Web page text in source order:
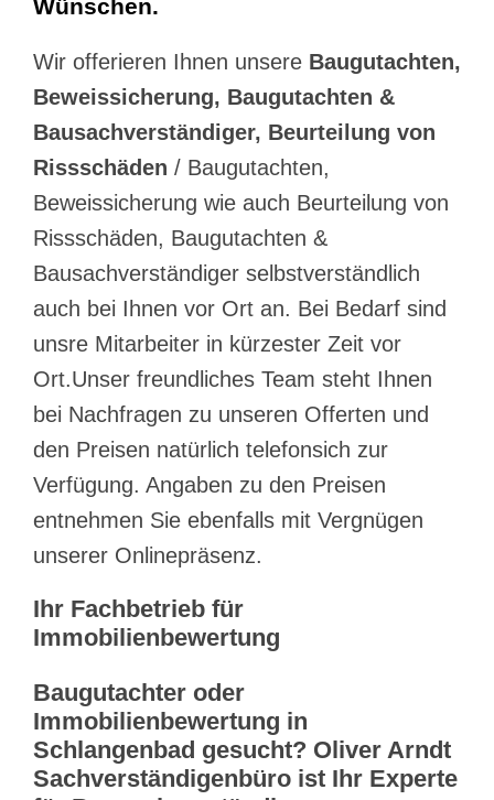
Wünschen.
Wir offerieren Ihnen unsere Baugutachten,
Beweissicherung, Baugutachten &
Bausachverständiger, Beurteilung von
Rissschäden / Baugutachten,
Beweissicherung wie auch Beurteilung von
Rissschäden, Baugutachten &
Bausachverständiger selbstverständlich
auch bei Ihnen vor Ort an. Bei Bedarf sind
unsre Mitarbeiter in kürzester Zeit vor
Ort.Unser freundliches Team steht Ihnen
bei Nachfragen zu unseren Offerten und
den Preisen natürlich telefonsich zur
Verfügung. Angaben zu den Preisen
entnehmen Sie ebenfalls mit Vergnügen
unserer Onlinepräsenz.
Ihr Fachbetrieb für
Immobilienbewertung
Baugutachter oder
Immobilienbewertung in
Schlangenbad gesucht? Oliver Arndt
Sachverständigenbüro ist Ihr Experte